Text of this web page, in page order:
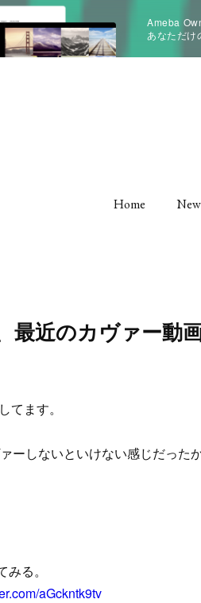
Ameba
あなただけ
Home
最近のカヴァー動
てます。
ーしないといけない感じだったか
る。
aGckntk9tv